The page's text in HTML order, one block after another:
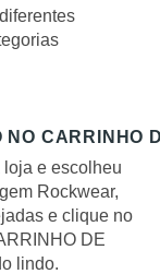
NO CARRINHO
e escolheu
Rockwear,
e clique no
DE
lindo.